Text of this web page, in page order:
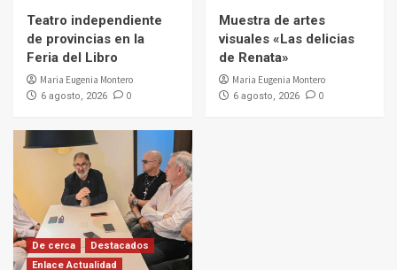
Teatro independiente
de provincias en la
Feria del Libro
Maria Eugenia Montero
6 agosto, 2026 0
Muestra de artes
visuales «Las delicias
de Renata»
Maria Eugenia Montero
6 agosto, 2026 0
De cerca
Destacados
Enlace Actualidad